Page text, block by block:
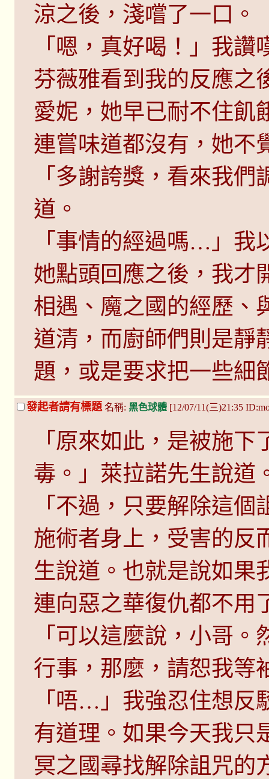
涼之後，淺嚐了一口。
「嗯，真好喝！」我
芬薇雅看到我的反應之
愛妮，她早已耐不住飢
連嘗味道都沒有，她不
「多謝誇獎，看來我
道。
「事情的經過嗎…」我
她點頭回應之後，我才
相遇、魔之國的經歷、
道清，而廚師們則是靜
題，或是要求把一些細
發起者請有標題 名稱: 黑色球體 [12/07/11(三)21:35
「原來如此，是被施
毒。」萊拉諾先生說道
「不過，只要解除這
施術者身上，受害的反
生說道。也就是說如果
連向惡之華復仇都不用
「可以這麼說，小哥
行事，那麼，請恕我等
「唔…」我強忍住想反
有道理。如果今天我只
冥之國尋找解除詛咒的